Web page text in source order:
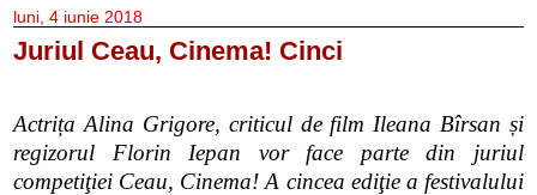
luni, 4 iunie 2018
Juriul Ceau, Cinema! Cinci
Actrița Alina Grigore, criticul de film Ileana Bîrsan și
regizorul Florin Iepan vor face parte din juriul
competiţiei Ceau, Cinema! A cincea ediţie a festivalului